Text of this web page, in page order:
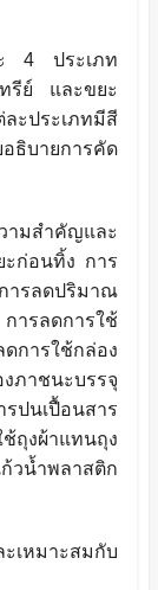
ะ 4 ประเภท
รีย์ และขยะ
ะประเภทมีสี
ธิบายการคัด
มสำคัญและ
ะก่อนทิ้ง การ
ารลดปริมาณ
ารลดการใช้
การใช้กล่อง
ภาชนะบรรจุ
ปนเปื้อนสาร
งผ้าแทนถุง
วน้ำพลาสติก
เหมาะสมกับ